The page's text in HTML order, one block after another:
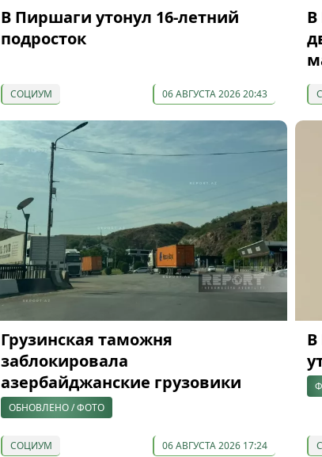
В Пиршаги утонул 16-летний
подросток
СОЦИУМ 06 АВГУСТА 2026 20:43
В
Грузинская таможня
заблокировала
азербайджанские грузовики
ОБНОВЛЕНО / ФОТО
СОЦИУМ 06 АВГУСТА 2026 17:24
В